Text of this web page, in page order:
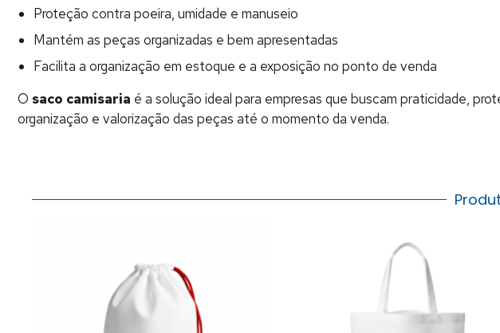
Proteção contra poeira, umidade e manuseio
Mantém as peças organizadas e bem apresentadas
Facilita a organização em estoque e a exposição no ponto de venda
O saco camisaria é a solução ideal para empresas que buscam praticidade,
organização e valorização das peças até o momento da venda.